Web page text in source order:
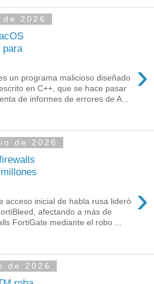
2026
para
›
un programa malicioso diseñado
en C++, que se hace pasar
de informes de errores de A...
de 2026
›
acceso inicial de habla rusa lideró
afectando a más de
FortiGate mediante el robo ...
de 2026